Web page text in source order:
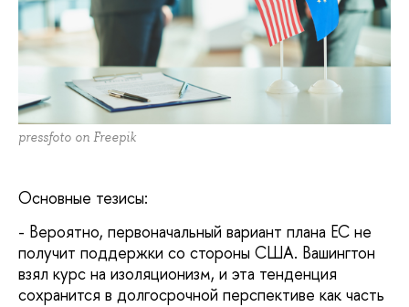
pressfoto on Freepik
Основные тезисы:
- Вероятно, первоначальный вариант плана ЕС не
получит поддержки со стороны США. Вашингтон
взял курс на изоляционизм, и эта тенденция
сохранится в долгосрочной перспективе как часть